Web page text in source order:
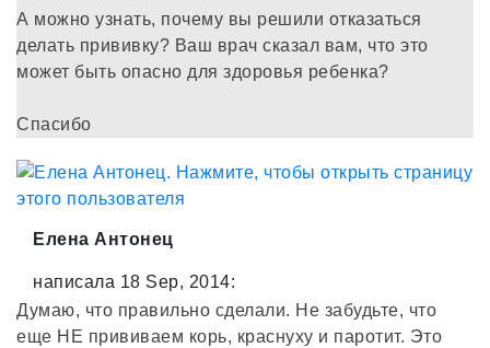
А можно узнать, почему вы решили отказаться
делать прививку? Ваш врач сказал вам, что это
может быть опасно для здоровья ребенка?
Спасибо
Елена Антонец
написала 18 Sep, 2014:
Думаю, что правильно сделали. Не забудьте, что
еще НЕ прививаем корь, краснуху и паротит. Это